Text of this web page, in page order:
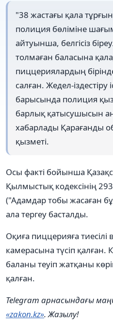
"38 жастағы қала
полиция бөліміне
айтуынша, белгісіз
толмаған баласына
пиццериялардың
салған. Жедел-
барысында полиция
барлық қатысушысын
хабарлады Қарағанды
қызметі.
Осы факті бойынша
Қылмыстық кодексінің
("Адамдар тобы жасаған
ала тергеу басталды.
Оқиға пиццерияға
камерасына түсіп қалған.
баланы теуіп жатқаны
қалған.
Telegram арнасындағы
«zakon.kz». Жазылу!